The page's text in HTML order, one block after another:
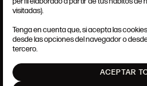
CONDICIONES
POLÍTICA DE
AJUSTE DE
visitadas).
Tenga en cuenta que, si acepta las
desde las opciones del navegador o
tercero.
ACEPTAR